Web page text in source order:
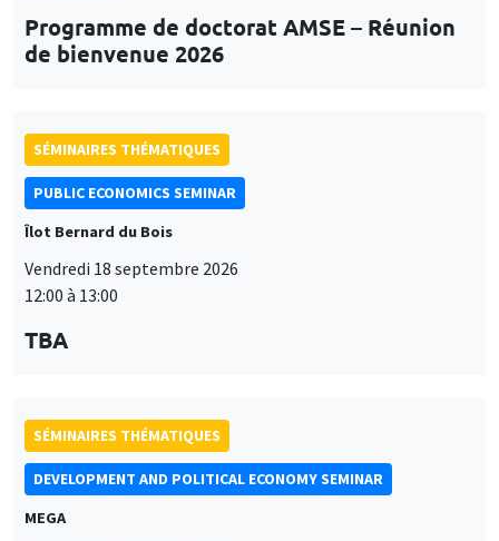
Programme de doctorat AMSE – Réunion
de bienvenue 2026
SÉMINAIRES THÉMATIQUES
PUBLIC ECONOMICS SEMINAR
Îlot Bernard du Bois
Vendredi 18 septembre 2026
12:00 à 13:00
TBA
SÉMINAIRES THÉMATIQUES
DEVELOPMENT AND POLITICAL ECONOMY SEMINAR
MEGA